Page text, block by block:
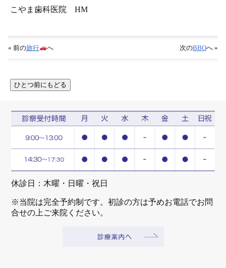
こやま歯科医院 HM
« 前の旅行 へ 次のBBQへ »
休診日：木曜・日曜・祝日
※当院は完全予約制です。初診の方は予めお電話でお問
合せの上ご来院ください。